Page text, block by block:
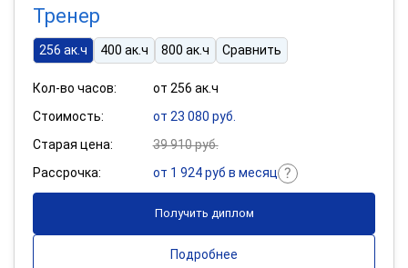
Тренер
256 ак.ч 400 ак.ч 800 ак.ч Сравнить
Кол-во часов:
от 256 ак.ч
Стоимость:
от 23 080 руб.
Старая цена:
39 910 руб.
Рассрочка:
от 1 924 руб в месяц
Получить диплом
Подробнее